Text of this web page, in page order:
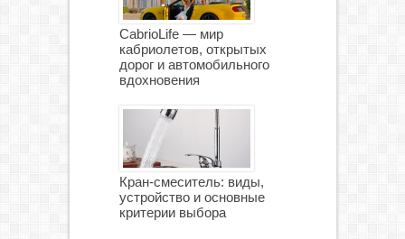
CabrioLife — мир
кабриолетов, открытых
дорог и автомобильного
вдохновения
Кран-смеситель: виды,
устройство и основные
критерии выбора